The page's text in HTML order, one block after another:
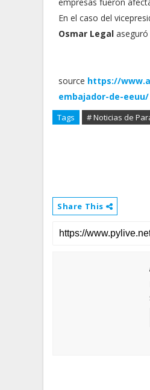
En el caso del
Osmar Legal
source https://
embajador-de-eeuu/
Tags # Noticias de
Share This